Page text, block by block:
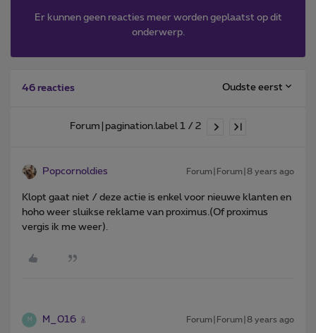
Er kunnen geen reacties meer worden geplaatst op dit
onderwerp.
46 reacties Oudste eerst
Forum|pagination.label 1 / 2
Popcornoldies Forum|Forum|8 years ago
Klopt gaat niet / deze actie is enkel voor nieuwe klanten en
hoho weer sluikse reklame van proximus.(Of proximus
vergis ik me weer).
M M_016 Forum|Forum|8 years ago